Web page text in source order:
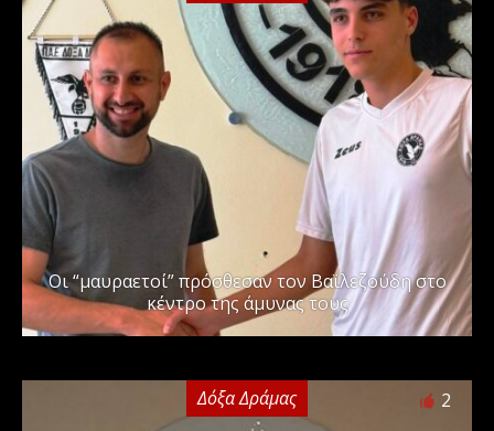
Οι “μαυραετοί” πρόσθεσαν τον Βαϊλεζούδη στο
κέντρο της άμυνας τους
Δόξα Δράμας 2